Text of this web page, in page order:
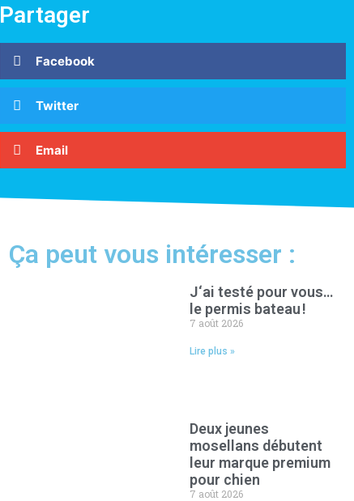
Partager
Facebook
Twitter
Email
Ça peut vous intéresser :
J‘ai testé pour vous…
le permis bateau !
7 août 2026
Lire plus »
Deux jeunes
mosellans débutent
leur marque premium
pour chien
7 août 2026